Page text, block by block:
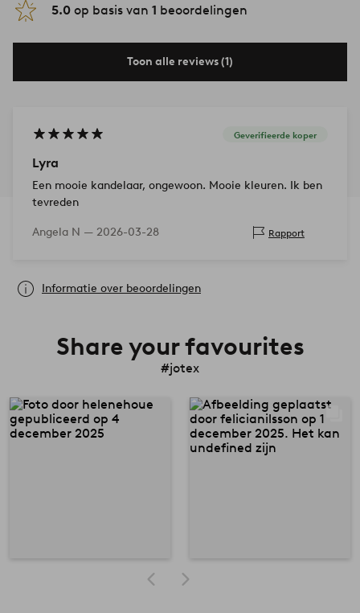
5.0 op basis van 1 beoordelingen
Toon alle reviews (1)
Geverifieerde koper
Lyra
Een mooie kandelaar, ongewoon. Mooie kleuren. Ik ben
tevreden
Angela N — 2026-03-28 Rapport
Informatie over beoordelingen
Share your favourites
#jotex